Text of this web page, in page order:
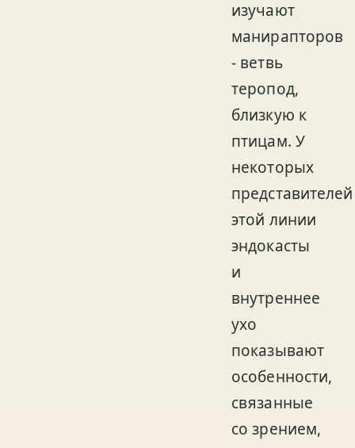
изучают
манирапторов
- ветвь
теропод,
близкую к
птицам. У
некоторых
представителей
этой линии
эндокасты
и
внутреннее
ухо
показывают
особенности,
связанные
со зрением,